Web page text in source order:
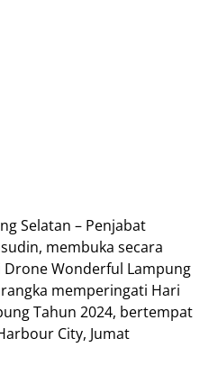
Selatan – Penjabat
membuka secara
Wonderful Lampung
memperingati Hari
Tahun 2024, bertempat
City, Jumat